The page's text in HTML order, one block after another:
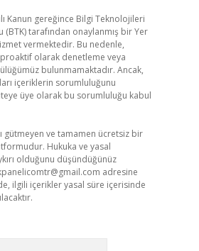
Kanun gereğince Bilgi Teknolojileri
(BTK) tarafından onaylanmış bir Yer
vermektedir. Bu nedenle,
olarak denetleme veya
bulunmamaktadır. Ancak,
içeriklerin sorumluluğunu
üye olarak bu sorumluluğu kabul
gütmeyen ve tamamen ücretsiz bir
Hukuka ve yasal
olduğunu düşündüğünüz
adresine
ilgili içerikler yasal süre içerisinde